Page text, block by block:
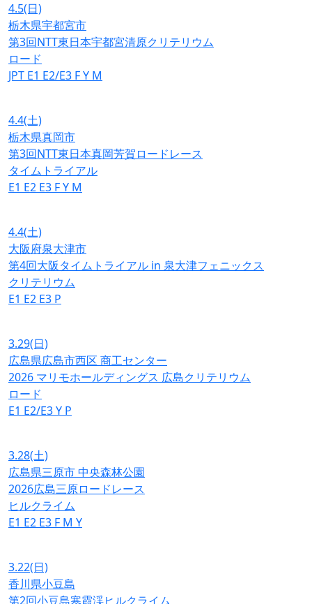
4.5(日)
栃木県宇都宮市
第3回NTT東日本宇都宮清原クリテリウム
ロード
JPT E1 E2/E3 FY M
4.4(土)
栃木県真岡市
第3回NTT東日本真岡芳賀ロードレース
タイムトライアル
E1 E2 E3 FY M
4.4(土)
大阪府泉大津市
第4回大阪タイムトライアル in 泉大津フェニックス
クリテリウム
E1 E2 E3 P
3.29(日)
広島県広島市西区 商工センター
2026 マリモホールディングス 広島クリテリウム
ロード
E1 E2/E3Y P
3.28(土)
広島県三原市 中央森林公園
2026広島三原ロードレース
ヒルクライム
E1 E2 E3 F M Y
3.22(日)
香川県小豆島
第2回小豆島寒霞渓ヒルクライム